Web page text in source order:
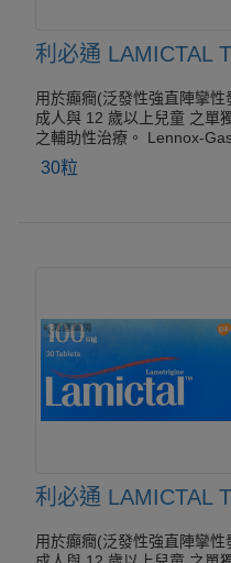
利必通 LAMICTAL
用於癲癇(泛發性強直陣攣
成人與 12 歲以上兒童 之單
之輔助性治療。 Lennox-
30粒
利必通 LAMICTAL
用於癲癇(泛發性強直陣攣